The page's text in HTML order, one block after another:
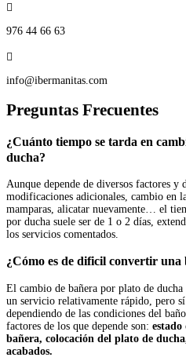

976 44 66 63

info@ibermanitas.com
Preguntas Frecuentes
¿Cuánto tiempo se tarda en
ducha?
Aunque depende de diversos factores
modificaciones adicionales, cambio en
mamparas, alicatar nuevamente… el
por ducha suele ser de 1 o 2 días,
los servicios comentados.
¿Cómo es de dificil convertir una
El cambio de bañera por plato de
un servicio relativamente rápido, pero
dependiendo de las condiciones del
factores de los que depende son:
bañera, colocación del plato de
acabados.